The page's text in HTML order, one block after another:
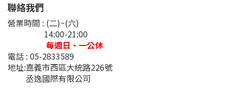
聯絡我們
營業時間 : (二)~(六)
14:00-21:00
每週日、一公休
電話 : 05-2833589
地址:嘉義市西區大統路226號
丞逸國際有限公司